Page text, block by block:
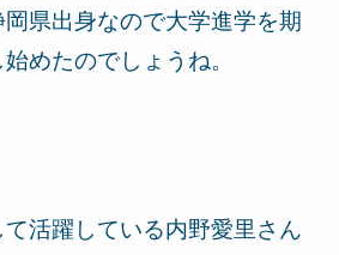
県出身なので大学進学を期
めたのでしょうね。
活躍している内野愛里さん